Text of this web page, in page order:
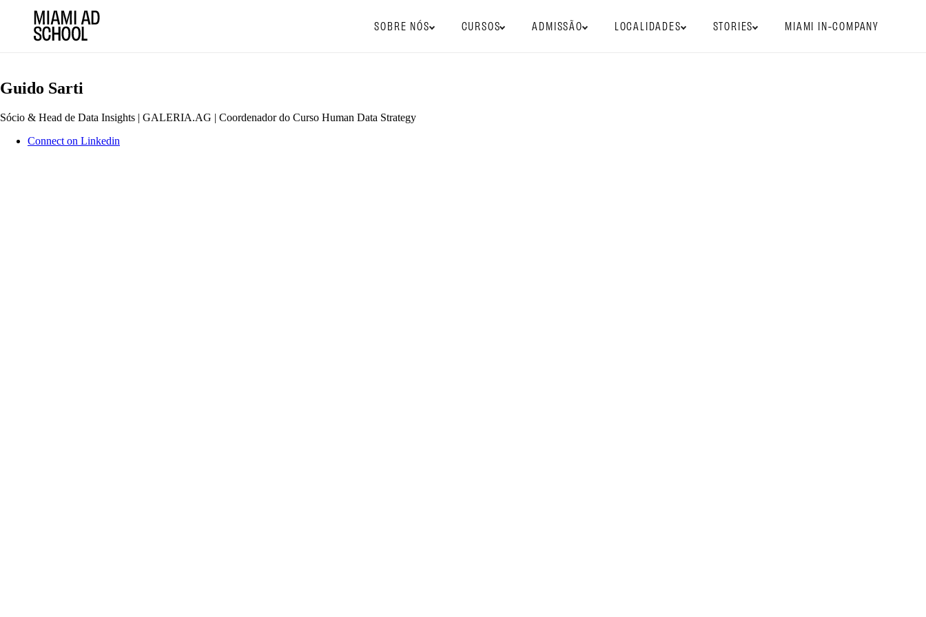
SOBRE NÓS CURSOS ADMISSÃO LOCALIDADES STORIES MIAMI IN-COMPANY
Guido Sarti
Sócio & Head de Data Insights | GALERIA.AG | Coordenador do Curso Human Data Strategy
Connect on Linkedin